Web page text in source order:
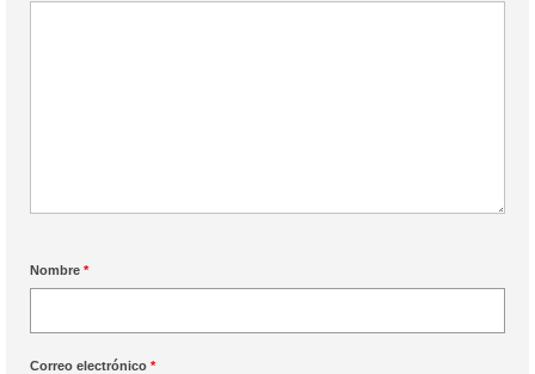
Nombre *
Correo electrónico *